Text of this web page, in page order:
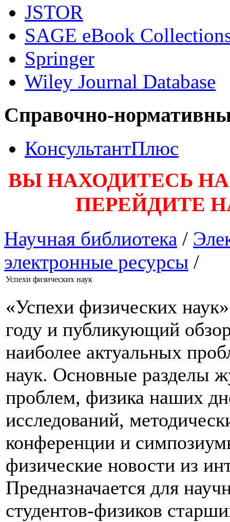
JSTOR
SAGE eBook
Springer
Wiley Journal Database
Справочно-
КонсультантПлюс
ВЫ НАХОДИТЕСЬ
ПЕРЕЙДИТЕ
Научная библиотека /
электронные ресурсы /
Успехи физических наук
«Успехи физических
году и публикующий
наиболее актуальных
наук. Основные разделы
проблем, физика наших
исследований,
конференции и
физические новости из
Предназначается для
студентов-физиков